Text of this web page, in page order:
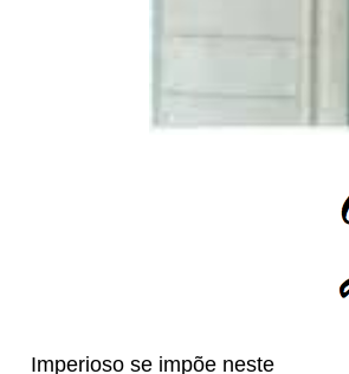
Imperioso se impõe neste